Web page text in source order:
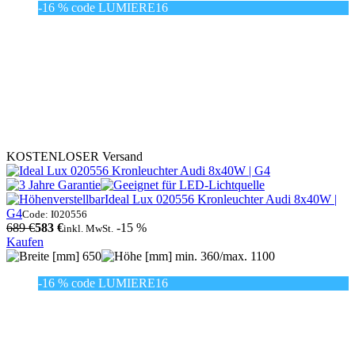
-16 % code LUMIERE16
KOSTENLOSER Versand
Ideal Lux 020556 Kronleuchter Audi 8x40W |
G4Code: I020556
689 €583 €inkl. MwSt. -15 %
Kaufen
650
min. 360/max. 1100
-16 % code LUMIERE16